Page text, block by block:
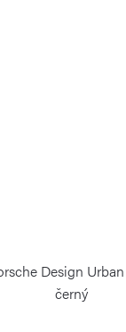
Design
černý